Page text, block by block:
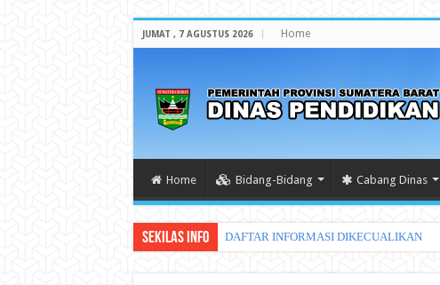
JUMAT , 7 AGUSTUS 2026 Home
Home Bidang-Bidang Cabang Dinas
Sekilas Info DAFTAR INFORMASI DIKECUALIKAN